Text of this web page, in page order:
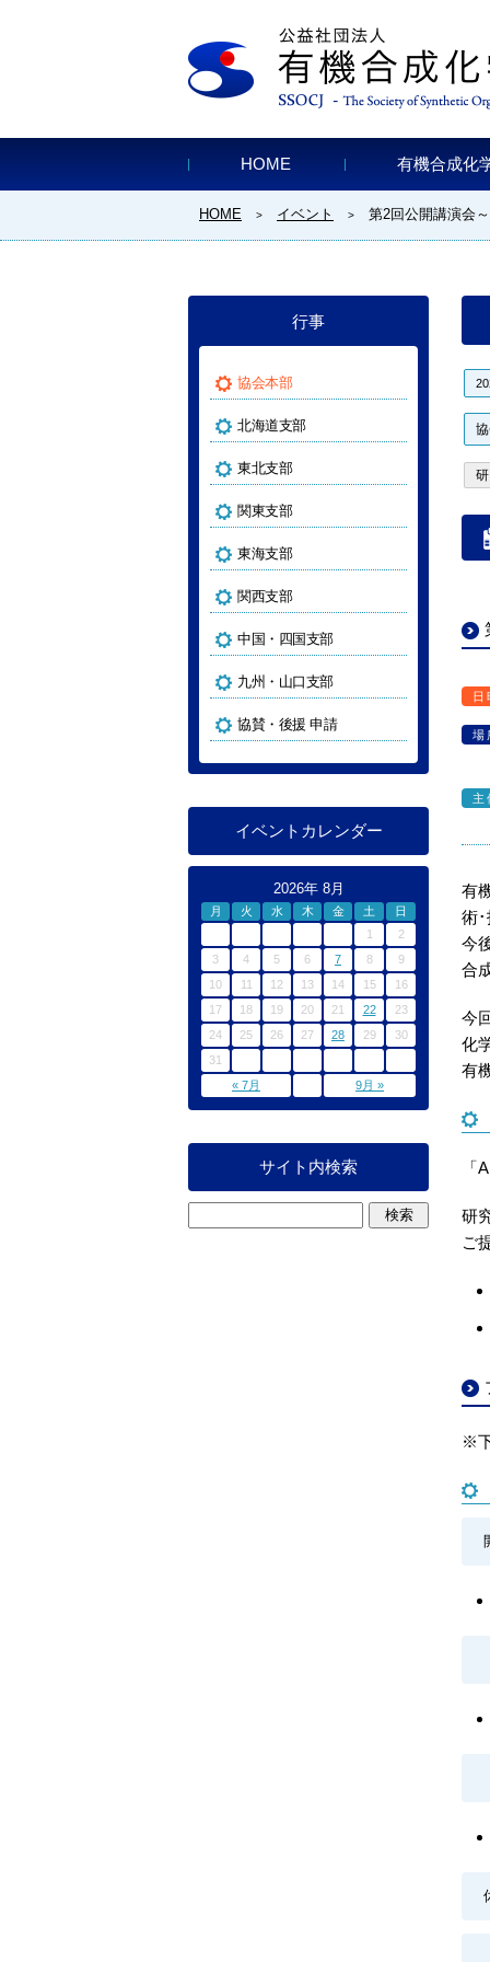
HOME 有機合成化
HOME > イベント > 第2回公開講演会
日
場
主
有
術
今
合
今
化
有
研
ご
※
行事
協会本部
北海道支部
東北支部
関東支部
東海支部
関西支部
中国・四国支部
九州・山口支部
協賛・後援 申請
イベントカレンダー
2026年 8月
月 火 水 木 金 土
日
1
2
3
4 5 6 7 8
9
10
11 12 13 14 15
16
17
18 19 20 21 22
23
24
25 26 27 28 29
30
31
« 7月
9月 »
サイト内検索